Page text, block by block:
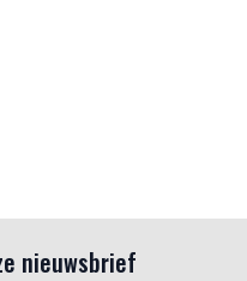
nieuwsbrief